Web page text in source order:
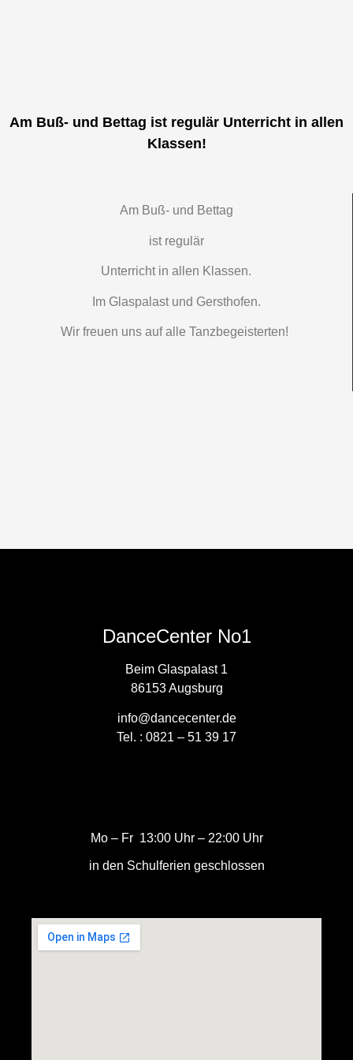
Am Buß- und Bettag ist regulär Unterricht in allen
Klassen!
Am Buß- und Bettag
ist regulär
Unterricht in allen Klassen.
Im Glaspalast und Gersthofen.
Wir freuen uns auf alle Tanzbegeisterten!
DanceCenter No1
Beim Glaspalast 1
86153 Augsburg
info@dancecenter.de
Tel. : 0821 – 51 39 17
Мo – Fr 13:00 Uhr – 22:00 Uhr
in den Schulferien geschlossen